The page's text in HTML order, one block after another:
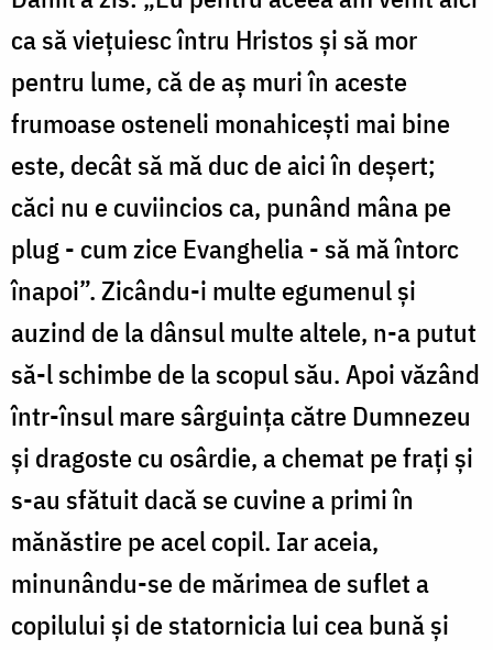
ca să viețuiesc întru Hristos și să mor
pentru lume, că de aș muri în aceste
frumoase osteneli monahicești mai bine
este, decât să mă duc de aici în deșert;
căci nu e cuviincios ca, punând mâna pe
plug - cum zice Evanghelia - să mă întorc
înapoi”. Zicându-i multe egumenul și
auzind de la dânsul multe altele, n-a putut
să-l schimbe de la scopul său. Apoi văzând
într-însul mare sârguința către Dumnezeu
și dragoste cu osârdie, a chemat pe frați și
s-au sfătuit dacă se cuvine a primi în
mănăstire pe acel copil. Iar aceia,
minunându-se de mărimea de suflet a
copilului și de statornicia lui cea bună și